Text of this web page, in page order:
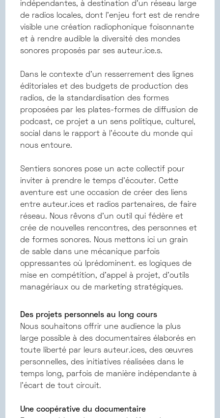
indépendantes, à destination d’un réseau large
de radios locales, dont l'enjeu fort est de rendre
visible une création radiophonique foisonnante
et à rendre audible la diversité des mondes
sonores proposés par ses auteur.ice.s.
Dans le contexte d’un resserrement des lignes
éditoriales et des budgets de production des
radios, de la standardisation des formes
proposées par les plates-formes de diffusion de
podcast, ce projet a un sens politique, culturel,
social dans le rapport à l’écoute du monde qui
nous entoure.
Sentiers sonores pose un acte collectif pour
inviter à prendre le temps d’écouter. Cette
aventure est une occasion de créer des liens
entre auteur.ices et radios partenaires, de faire
réseau. Nous rêvons d'un outil qui fédère et
crée de nouvelles rencontres, des personnes et
de formes sonores. Nous mettons ici un grain
de sable dans une mécanique parfois
oppressantes où lprédominent. es logiques de
mise en compétition, d'appel à projet, d'outils
managériaux ou de marketing stratégiques.
Des projets personnels au long cours
Nous souhaitons offrir une audience la plus
large possible à des documentaires élaborés en
toute liberté par leurs auteur.ices, des œuvres
personnelles, des initiatives réalisées dans le
temps long, parfois de manière indépendante à
l’écart de tout circuit.
Une coopérative du documentaire